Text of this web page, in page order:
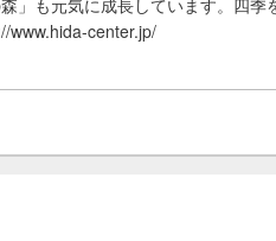
」も元気に成長しています。四季
www.hida-center.jp/